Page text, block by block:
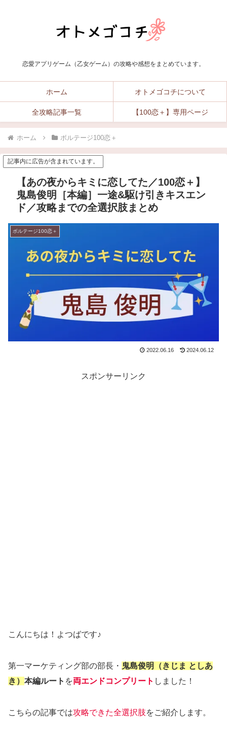
恋愛アプリゲーム（乙女ゲーム）の攻略や感想をまとめています。
ホーム オトメゴコチについて
全攻略記事一覧 【100恋＋】専用ページ
ホーム ボルテージ100恋＋
記事内に広告が含まれています。
【あの夜からキミに恋してた／100恋＋】
鬼島俊明［本編］一途&駆け引きキスエン
ド／攻略までの全選択肢まとめ
ボルテージ100恋＋
2022.06.16 2024.06.12
スポンサーリンク
こんにちは！よつばです♪
第一マーケティング部の部長・ 鬼島俊明（きじま としあ
き） 本編ルート を両エンドコンプリート しました！
こちらの記事では攻略できた全選択肢をご紹介します。